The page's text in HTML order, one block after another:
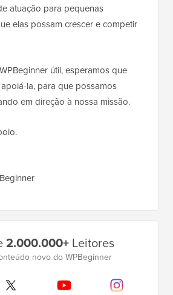
atuação para pequenas
elas possam crescer e competir
útil, esperamos que
la, para que possamos
em direção à nossa missão.
2.000.000+Leitores
novo do WPBeginner